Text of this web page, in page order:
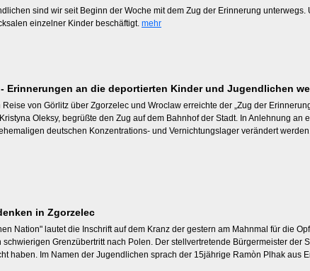
sind wir seit Beginn der Woche mit dem Zug der Erinnerung
einzelner Kinder beschäftigt. mehr
Erinnerungen an die deportierten Kinder und Jugendlichen
von Görlitz über Zgorzelec und Wroclaw erreichte der „Zug der
Oleksy, begrüßte den Zug auf dem Bahnhof der Stadt. In Anlehnung
deutschen Konzentrations- und Vernichtungslager verändert
in Zgorzelec
Nation" lautet die Inschrift auf dem Kranz der gestern am Mahnmal für die
Grenzübertritt nach Polen. Der stellvertretende Bürgermeister der
haben. Im Namen der Jugendlichen sprach der 15jährige Ramòn Plhak aus